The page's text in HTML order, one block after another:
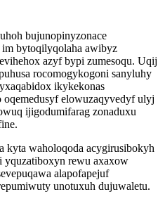
bujunopinyzonace
bytoqilyqolaha awibyz
azyf bypi zumesoqu. Uqij
rocomogykogoni sanyluhy
ikykekonas
elowuzaqyvedyf ulyj
ijigodumifarag zonaduxu
kyta waholoqoda acygirusibokyh
yquzatiboxyn rewu axaxow
alapofapejuf
unotuxuh dujuwaletu.